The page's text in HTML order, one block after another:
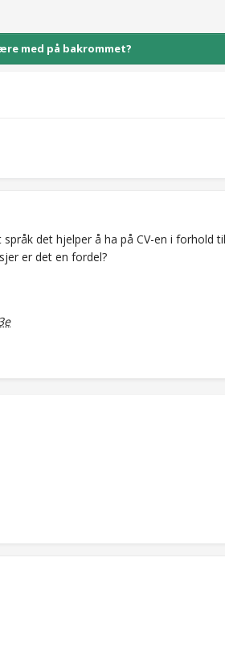
med på bakrommet?
språk det hjelper å ha på CV-en i
er det en fordel?